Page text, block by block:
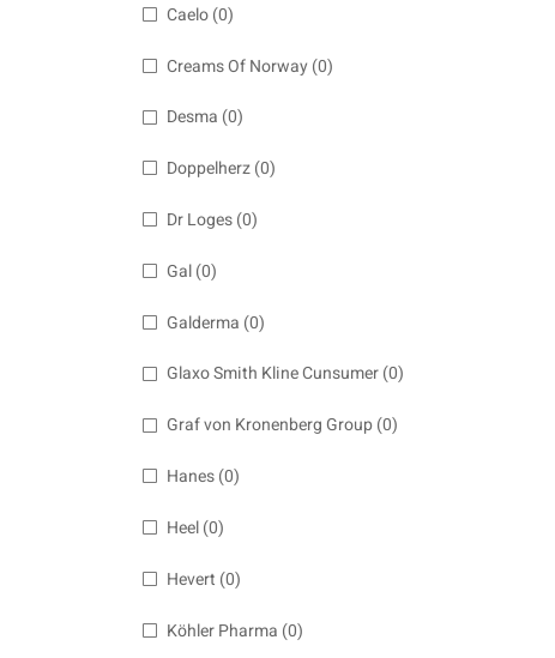
Caelo (0)
Creams Of Norway (0)
Desma (0)
Doppelherz (0)
Dr Loges (0)
Gal (0)
Galderma (0)
Glaxo Smith Kline Cunsumer (0)
Graf von Kronenberg Group (0)
Hanes (0)
Heel (0)
Hevert (0)
Köhler Pharma (0)